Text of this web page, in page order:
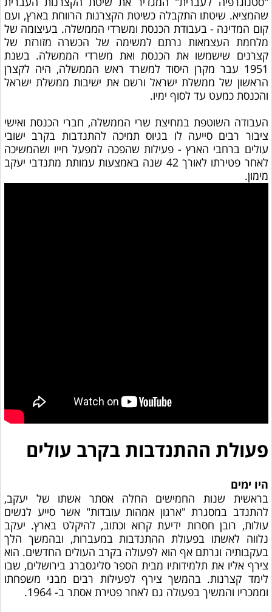
"סטנוגרפיה לעברית" המגדיר את שיטת הקצרנות העברית
שהמציא. שיטתו התקבלה כשיטת הקצרנות הרווחת בארץ, ועם
קום המדינה - בעבודת הכנסת ומשרדי הממשלה. בעיצומה של
מלחמת העצמאות נרתם למשימה של הכשרה מזורזת של
קצרנים שישמשו את הכנסת ואת משרדי הממשלה. בשנת
1951 עבר מקרן היסוד למשרד ראש הממשלה,‏‏ היה לקצרן
הראשון של ממשלת ישראל ורשם את ישיבות ממשלת ישראל
והכנסת כמעט עד לסוף ימיו.
העבודה השוטפת במחיצת שרי הממשלה, חברי הכנסת ואישי
ציבור רבים סייעה לו בגיוס תמיכה להתנדבות בקרב ישובי
עולים ברחבי הארץ - פעילות שהפכה למפעל חייו ושהמשיכה
לאחר פטירתו לאורך 42 שנה באמצעות עמותת מתנדבי יעקב
מימון.
פעולת ההתנדבות בקרב עולים
היו ימים
בראשית שנות החמישים החלה אסתר אשתו של יעקב,
להתנדב במסגרת "ארגון אמהות עובדות" אשר סייע לנשים
עולות, רובן חסרות ידיעת קרוא וכתוב, להיקלט בארץ. יעקב
נלווה לאשתו בפעולת ההתנדבות במעברות, ובהמשך הלך
בעקבותיה ונרתם אף הוא לפעולה בקרב העולים החדשים. הוא
צירף אליו את תלמידותיו מבית הספר סליגסברג בירושלים, שבו
לימד קצרנות. בהמשך צירף לפעילות רבים מבני משפחתו
וממכריו והמשיך בפעולה גם לאחר פטירת אסתר ב- 1964.